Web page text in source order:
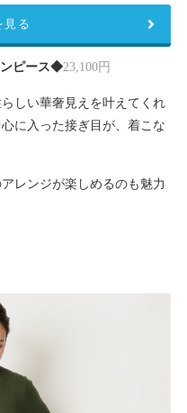
ンピース◆23,100円
しい華奢見えを叶えてくれ
に入った接ぎ目が、着こな
レンジが楽しめるのも魅力
見る